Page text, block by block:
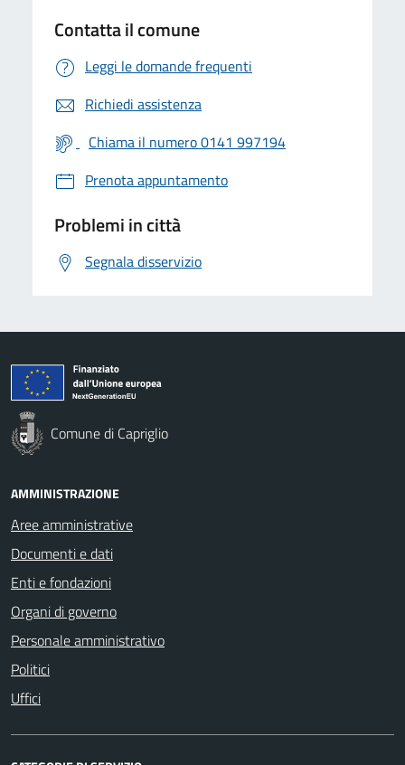
Contatta il comune
Leggi le domande frequenti
Richiedi assistenza
Chiama il numero 0141 997194
Prenota appuntamento
Problemi in città
Segnala disservizio
Comune di Capriglio
AMMINISTRAZIONE
Aree amministrative
Documenti e dati
Enti e fondazioni
Organi di governo
Personale amministrativo
Politici
Uffici